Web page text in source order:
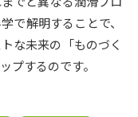
学問検索
で解明することで、
な未来の「ものづく
プするのです。